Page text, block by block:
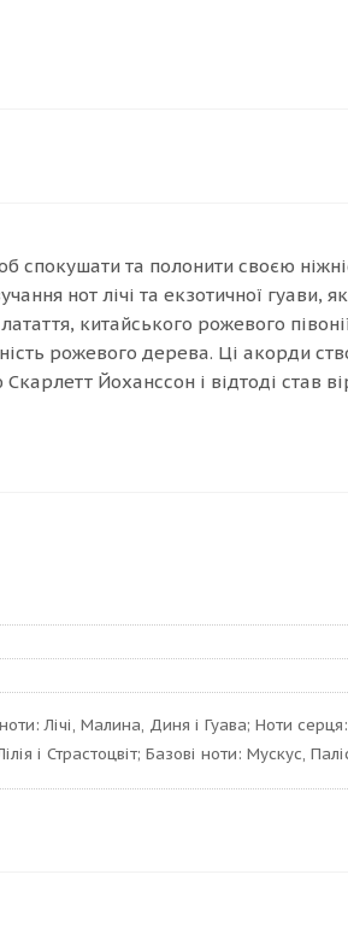
спокушати та полонити своєю
нот лічі та екзотичної гуави,
китайського рожевого
рожевого дерева. Ці акорди
Йоханссон і відтоді став
Лічі, Малина, Диня і Гуава; Ноти
і Страстоцвіт; Базові ноти: Мускус,